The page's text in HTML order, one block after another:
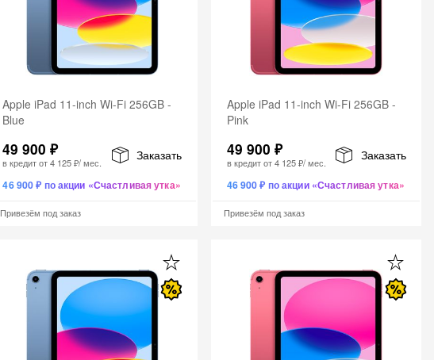
Apple iPad 11-inch Wi-Fi 256GB -
Blue
49 900 ₽
в кредит от4 125 ₽/ мес.
Заказать
46 900 ₽ по акции «Счастливая утка»
Привезём под заказ
Apple iPad 11-inch Wi-Fi 256GB -
Pink
49 900 ₽
в кредит от4 125 ₽/ мес.
Заказать
46 900 ₽ по акции «Счастливая утка»
Привезём под заказ